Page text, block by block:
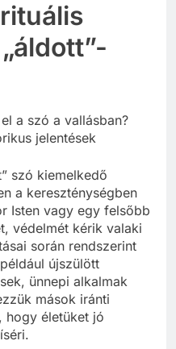
a szó a vallásban?
jelentések
szó kiemelkedő
a kereszténységben
Isten vagy egy felsőbb
védelmét kérik valaki
során rendszerint
újszülött
ünnepi alkalmak
mások iránti
hogy életüket jó